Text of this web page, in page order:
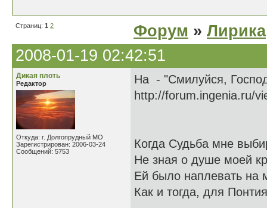
Страниц: 1 2 Форум » Лирика
2008-01-19 02:42:51
Дикая плоть
Редактор
Откуда: г. Долгопрудный МО
Зарегистрирован: 2006-03-24
Сообщений: 5753
На - "Смилуйся,
http://forum.ingenia.ru/
Когда Судьба мне
Не зная о душе моей
Ей было наплевать на
Как и тогда, для